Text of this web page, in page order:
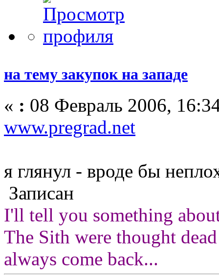
на тему закупок на западе
« : 08 Февраль 2006,
www.pregrad.net
я глянул - вроде бы
Записан
I'll tell you something
The Sith were thought
always come back...